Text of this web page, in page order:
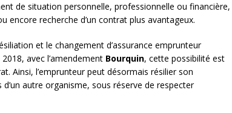
de situation personnelle, professionnelle ou financière,
encore recherche d’un contrat plus avantageux.
et le changement d’assurance emprunteur
avec l’amendement Bourquin, cette possibilité est
Ainsi, l’emprunteur peut désormais résilier son
autre organisme, sous réserve de respecter